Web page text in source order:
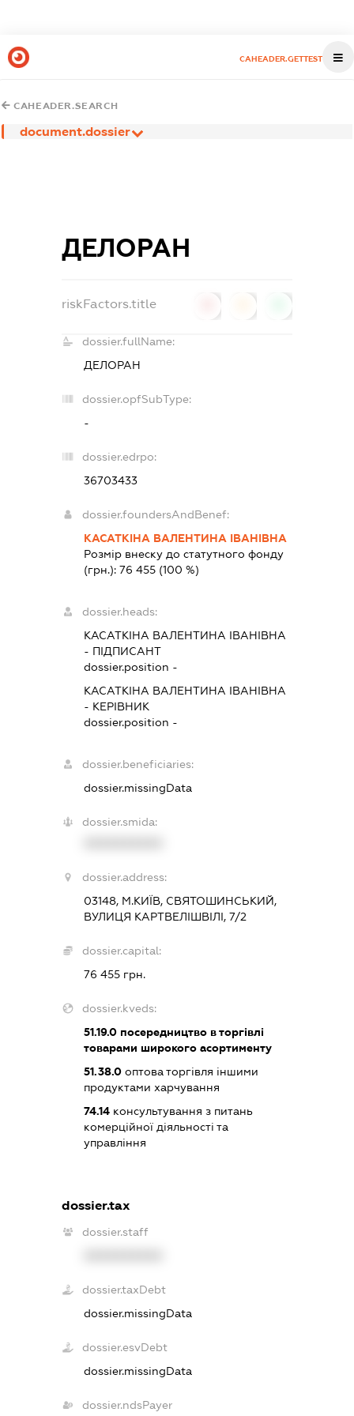
CAHEADER.GETTEST
CAHEADER.SEARCH
document.dossier
ДЕЛОРАН
riskFactors.title
dossier.fullName:
ДЕЛОРАН
dossier.opfSubType:
-
dossier.edrpo:
36703433
dossier.foundersAndBenef:
КАСАТКІНА ВАЛЕНТИНА ІВАНІВНА
Розмір внеску до статутного фонду
(грн.):76 455 (100 %)
dossier.heads:
КАСАТКІНА ВАЛЕНТИНА ІВАНІВНА
- ПІДПИСАНТ
dossier.position -
КАСАТКІНА ВАЛЕНТИНА ІВАНІВНА
- КЕРІВНИК
dossier.position -
dossier.beneficiaries:
dossier.missingData
dossier.smida:
dossier.address:
03148, М.КИЇВ, СВЯТОШИНСЬКИЙ,
ВУЛИЦЯ КАРТВЕЛІШВІЛІ, 7/2
dossier.capital:
76 455 грн.
dossier.kveds:
51.19.0 посередництво в торгівлі
товарами широкого асортименту
51.38.0 оптова торгівля іншими
продуктами харчування
74.14 консультування з питань
комерційної діяльності та
управління
dossier.tax
dossier.staff
dossier.taxDebt
dossier.missingData
dossier.esvDebt
dossier.missingData
dossier.ndsPayer